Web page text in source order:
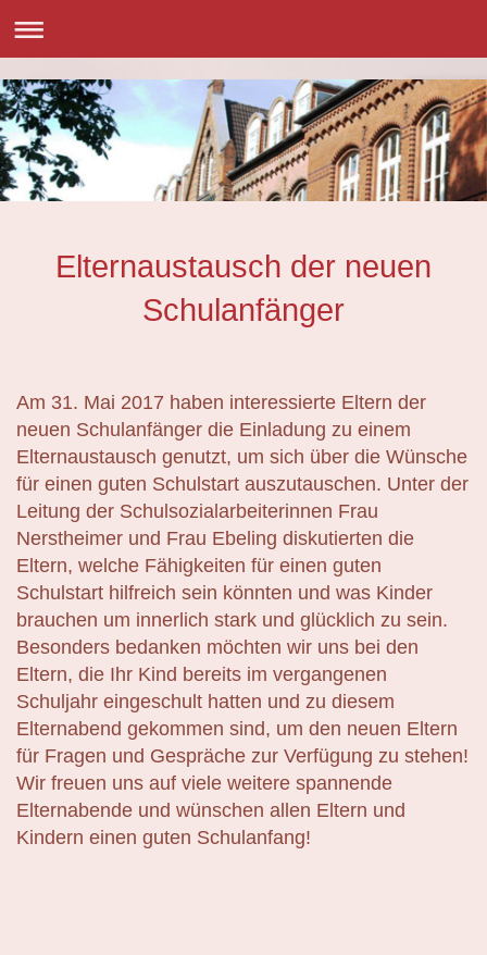
Elternaustausch der neuen
Schulanfänger
Am 31. Mai 2017 haben interessierte Eltern der
neuen Schulanfänger die Einladung zu einem
Elternaustausch genutzt, um sich über die Wünsche
für einen guten Schulstart auszutauschen. Unter der
Leitung der Schulsozialarbeiterinnen Frau
Nerstheimer und Frau Ebeling diskutierten die
Eltern, welche Fähigkeiten für einen guten
Schulstart hilfreich sein könnten und was Kinder
brauchen um innerlich stark und glücklich zu sein.
Besonders bedanken möchten wir uns bei den
Eltern, die Ihr Kind bereits im vergangenen
Schuljahr eingeschult hatten und zu diesem
Elternabend gekommen sind, um den neuen Eltern
für Fragen und Gespräche zur Verfügung zu stehen!
Wir freuen uns auf viele weitere spannende
Elternabende und wünschen allen Eltern und
Kindern einen guten Schulanfang!